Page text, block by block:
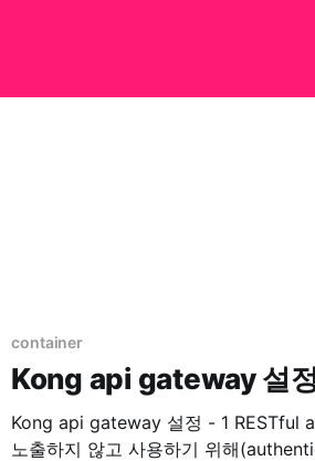
container
Kong api gateway 설
Kong api gateway 설정 - 1 RESTful api 를 외부로
노출하지 않고 사용하기 위해